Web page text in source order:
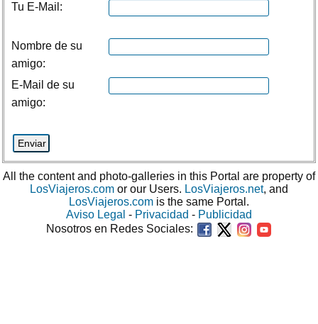
Tu E-Mail:
Nombre de su
amigo:
E-Mail de su
amigo:
All the content and photo-galleries in this Portal are property of
LosViajeros.com or our Users. LosViajeros.net, and
LosViajeros.com is the same Portal.
Aviso Legal - Privacidad - Publicidad
Nosotros en Redes Sociales: